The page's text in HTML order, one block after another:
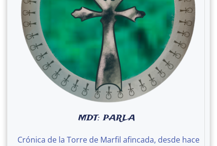
MDT: PARLA
Crónica de la Torre de Marfil afincada, desde hace